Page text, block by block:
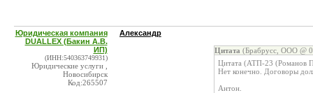
Юридическая компания
DUALLEX (Бакин А.В.
ИП)
(ИНН:540363749931)
Юридические услуги ,
Новосибирск
Код:265507
Александр
Цитата (Брабрусс, ООО @
Цитата (АТП-23 (Романов
Нет конечно. Договоры
Антон.